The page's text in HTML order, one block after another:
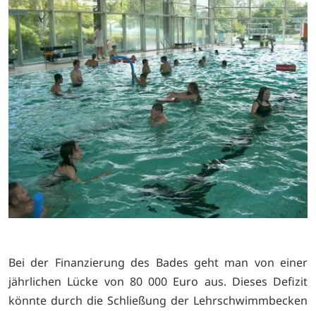
Bei der Finanzierung des Bades geht man von einer
jährlichen Lücke von 80 000 Euro aus. Dieses Defizit
könnte durch die Schließung der Lehrschwimmbecken